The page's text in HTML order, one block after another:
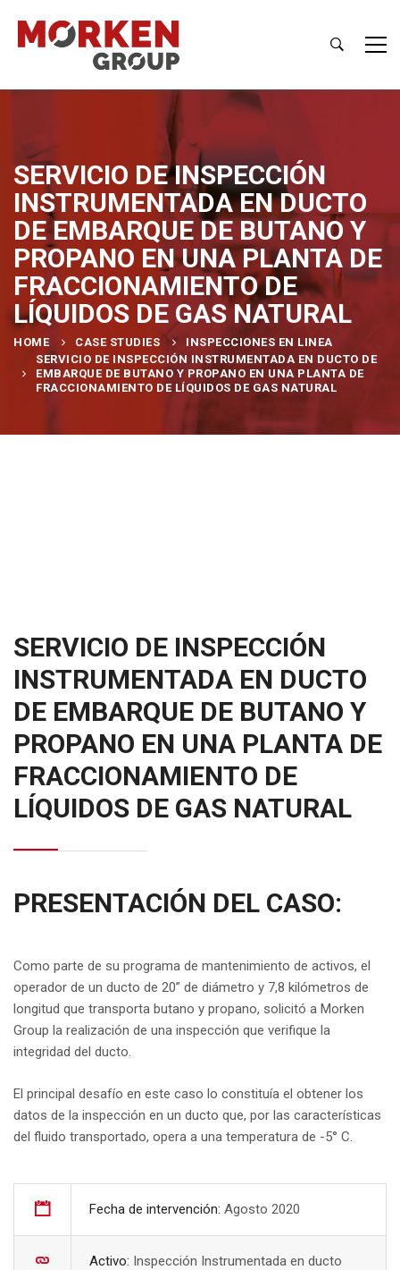
SERVICIO DE INSPECCIÓN
INSTRUMENTADA EN DUCTO
DE EMBARQUE DE BUTANO Y
PROPANO EN UNA PLANTA DE
FRACCIONAMIENTO DE
LÍQUIDOS DE GAS NATURAL
HOME CASE STUDIES
INSPECCIONES EN LINEA
SERVICIO DE INSPECCIÓN INSTRUMENTADA EN DUCTO DE
EMBARQUE DE BUTANO Y PROPANO EN UNA PLANTA DE
FRACCIONAMIENTO DE LÍQUIDOS DE GAS NATURAL
SERVICIO DE INSPECCIÓN
INSTRUMENTADA EN DUCTO
DE EMBARQUE DE BUTANO Y
PROPANO EN UNA PLANTA DE
FRACCIONAMIENTO DE
LÍQUIDOS DE GAS NATURAL
PRESENTACIÓN DEL CASO:
Como parte de su programa de mantenimiento de activos, el
operador de un ducto de 20” de diámetro y 7,8 kilómetros de
longitud que transporta butano y propano, solicitó a Morken
Group la realización de una inspección que verifique la
integridad del ducto.
El principal desafío en este caso lo constituía el obtener los
datos de la inspección en un ducto que, por las características
del fluido transportado, opera a una temperatura de -5° C.
Fecha de intervención: Agosto 2020
Activo: Inspección Instrumentada en ducto